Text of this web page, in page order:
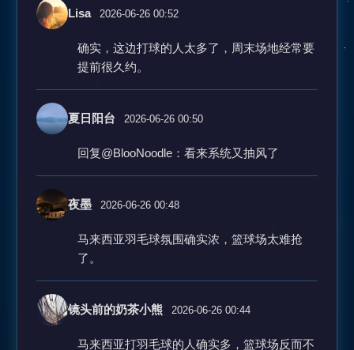
Lisa 2026-06-26 00:52
确实，这边打球的人太多了，周末场地经常要
提前很久约。
夏日阳台 2026-06-26 00:50
回复@BlooNoodle：看来系统又抽风了
夜墨 2026-06-26 00:48
马来西亚羽毛球氛围确实浓，篮球场太难抢
了。
镜头前的奶茶小熊 2026-06-26 00:44
马来西亚打羽毛球的人确实多，篮球场反而不